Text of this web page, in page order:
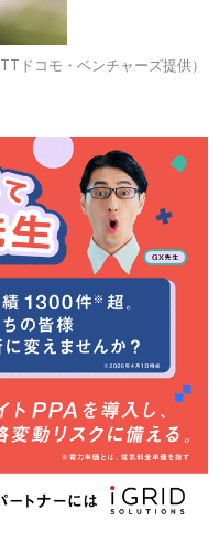
ドコモ・ベンチャーズ提供）